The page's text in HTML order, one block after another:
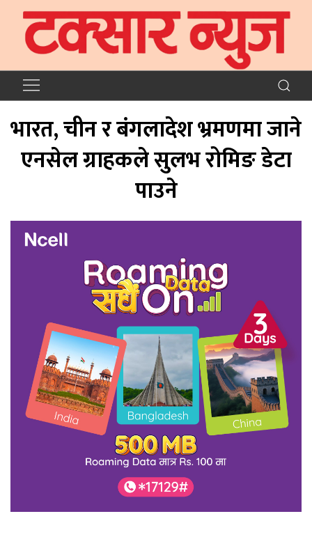
भारत, चीन र बंगलादेश भ्रमणमा जाने
एनसेल ग्राहकले सुलभ रोमिङ डेटा
पाउने